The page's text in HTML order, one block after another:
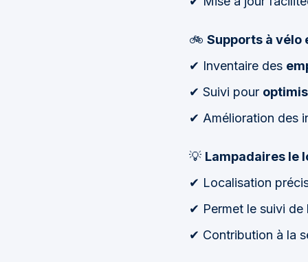
🚲 Supports à vélo
✔ Inventaire des
✔ Suivi pour
✔ Amélioration des
💡 Lampadaires le
✔ Localisation
✔ Permet le suivi de
✔ Contribution à la